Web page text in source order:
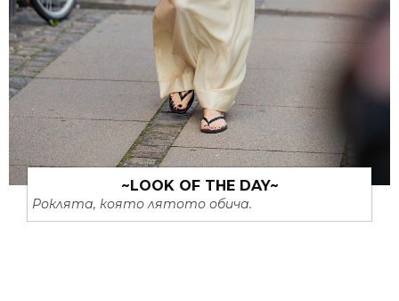
~LOOK OF THE DAY~
Роклята, която лятото обича.